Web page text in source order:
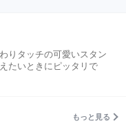
りタッチの可愛いスタン
たいときにピッタリで
もっと見る